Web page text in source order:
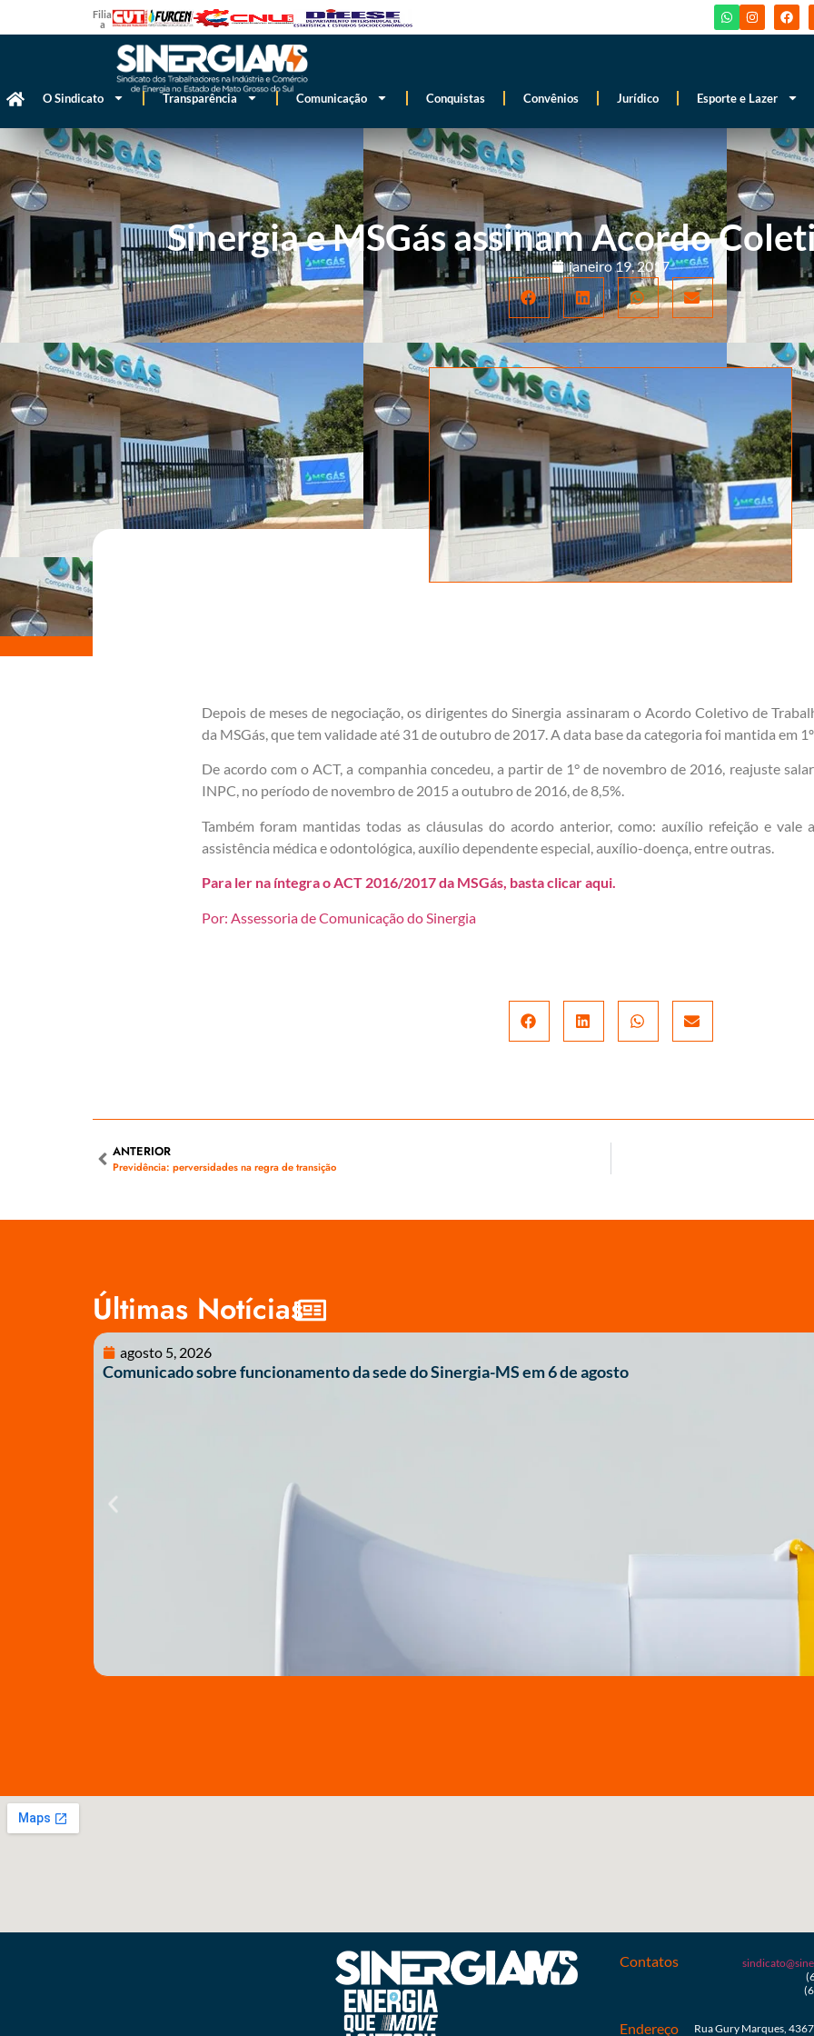
Filiado
a
O Sindicato Transparência Comunicação Conquistas Convênios Jurídico Esporte e Lazer
Sinergia e MSGás assinam Acordo
janeiro 19, 2017
Depois de meses de negociação, os dirigentes do Sinergia assinaram o Acordo Coletivo de
da MSGás, que tem validade até 31 de outubro de 2017. A data base da categoria foi mantida em
De acordo com o ACT, a companhia concedeu, a partir de 1° de novembro de 2016, reajuste
INPC, no período de novembro de 2015 a outubro de 2016, de 8,5%.
Também foram mantidas todas as cláusulas do acordo anterior, como: auxílio refeição e vale
assistência médica e odontológica, auxílio dependente especial, auxílio-doença, entre outras.
Para ler na íntegra o ACT 2016/2017 da MSGás, basta clicar aqui.
Por: Assessoria de Comunicação do Sinergia
ANTERIOR
Previdência: perversidades na regra de transição
Últimas Notícias
agosto 5, 2026
Comunicado sobre funcionamento da sede do Sinergia-MS em 6 de agosto
Contatos
Endereço
Rua Gury Marques,